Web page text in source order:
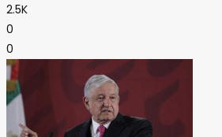
2.5K
0
0